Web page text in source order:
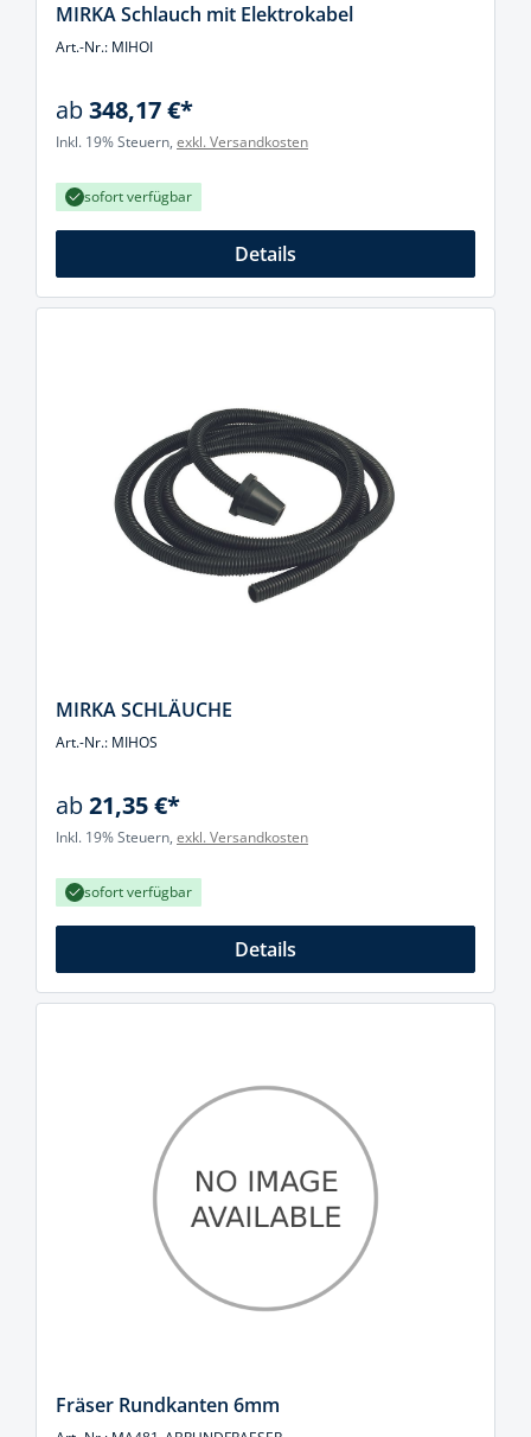
MIRKA Schlauch mit Elektrokabel
Art.-Nr.: MIHOI
ab348,17 €*
Inkl. 19% Steuern, exkl. Versandkosten
sofort verfügbar
Details
MIRKA SCHLÄUCHE
Art.-Nr.: MIHOS
ab21,35 €*
Inkl. 19% Steuern, exkl. Versandkosten
sofort verfügbar
Details
Fräser Rundkanten 6mm